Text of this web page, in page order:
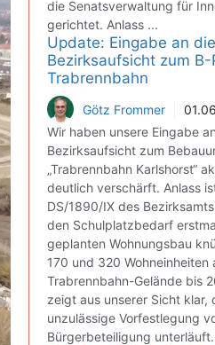
die Senatsverwaltung für
gerichtet. Anlass ...
Update: Eingabe an die
Bezirksaufsicht zum B-
Trabrennbahn
Götz Frommer
Wir haben unsere Eingabe
Bezirksaufsicht zum
„Trabrennbahn Karlshorst“
deutlich verschärft. Anlass
DS/1890/IX des
den Schulplatzbedarf
geplanten Wohnungsbau
170 und 320 Wohneinheiten
Trabrennbahn-Gelände bis
zeigt aus unserer Sicht klar,
unzulässige Vorfestlegung
Bürgerbeteiligung unterläuft.